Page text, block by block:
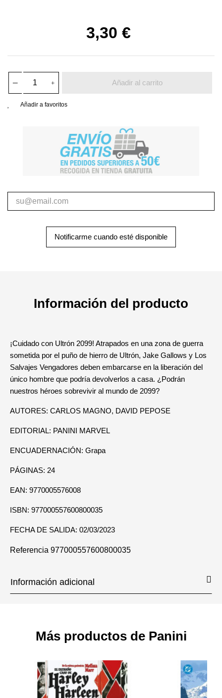
3,30 €
Añadir al carrito
Añadir a favoritos
Notificarme cuando esté disponible
Información del producto
¡Cuidado con Ultrón 2099! Atrapados en una zona de guerra
sometida por el puño de hierro de Ultrón, Jake Gallows y Los
Salvajes Vengadores deben embarcarse en la liberación del
único hombre que podría devolverlos a casa. ¿Podrán
nuestros héroes sobrevivir al mundo de 2099?
AUTORES: CARLOS MAGNO, DAVID PEPOSE
EDITORIAL: PANINI MARVEL
ENCUADERNACIÓN: Grapa
PÁGINAS: 24
EAN: 9770005576008
ISBN: 977000557600800035
FECHA DE SALIDA: 02/03/2023
Referencia 977000557600800035
Información adicional
Más productos de Panini